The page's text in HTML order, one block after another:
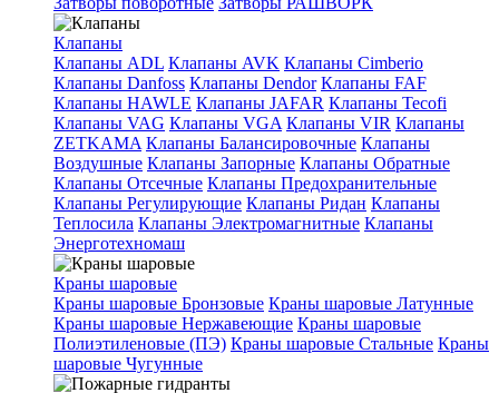
Клапаны
Клапаны ADL Клапаны AVK Клапаны Cimberio
Клапаны Danfoss Клапаны Dendor Клапаны FAF
Клапаны HAWLE Клапаны JAFAR Клапаны Tecofi
Клапаны VAG Клапаны VGA Клапаны VIR Клапаны
ZETKAMA Клапаны Балансировочные Клапаны
Воздушные Клапаны Запорные Клапаны Обратные
Клапаны Отсечные Клапаны Предохранительные
Клапаны Регулирующие Клапаны Ридан Клапаны
Теплосила Клапаны Электромагнитные Клапаны
Энерготехномаш
Краны шаровые
Краны шаровые Бронзовые Краны шаровые Латунные
Краны шаровые Нержавеющие Краны шаровые
Полиэтиленовые (ПЭ) Краны шаровые Стальные Краны
шаровые Чугунные